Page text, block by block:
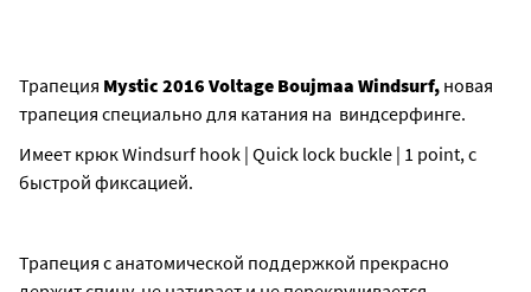
Трапеция Mystic 2016 Voltage Boujmaa Windsurf, новая
трапеция специально для катания на виндсерфинге.
Имеет крюк Windsurf hook | Quick lock buckle | 1 point, с
быстрой фиксацией.
Трапеция с анатомической поддержкой прекрасно